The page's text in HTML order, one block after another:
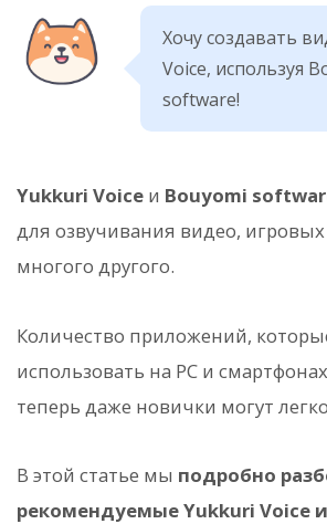
Хочу создавать
Voice, используя
software!
Yukkuri Voice и Bouyomi
для озвучивания видео,
многого другого.
Количество приложений,
использовать на PC и
теперь даже новички могут
В этой статье мы подробно
рекомендуемые Yukkuri Voice